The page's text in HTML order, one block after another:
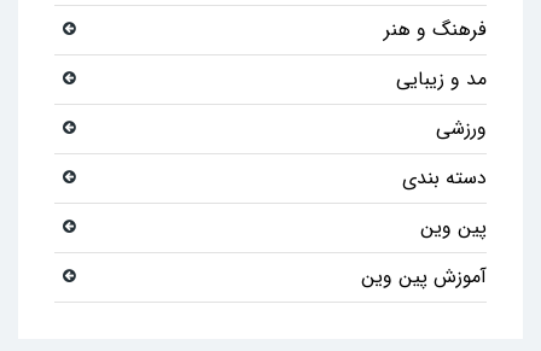
فرهنگ و هنر
مد و زیبایی
ورزشی
دسته بندی
پین وین
آموزش پین وین